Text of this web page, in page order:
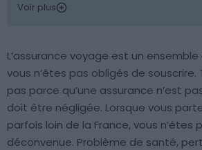
Voir plus
L’assurance voyage est un
vous n’êtes pas obligés de souscrire.
pas parce qu’une assurance n’est
doit être négligée. Lorsque vous
parfois loin de la France, vous n’êtes
déconvenue. Problème de santé,